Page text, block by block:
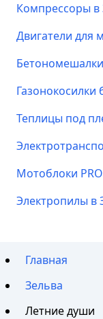
Компрессоры в
Двигатели для
Газонокосилки
Теплицы под
Мотоблоки
Электропилы в
Главная
Зельва
Летние души